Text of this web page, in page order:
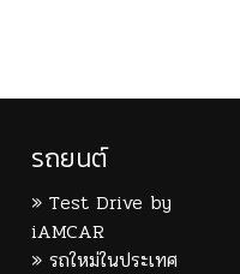
รถยนต์
Test Drive by
iAMCAR
รถใหม่ในประเทศ